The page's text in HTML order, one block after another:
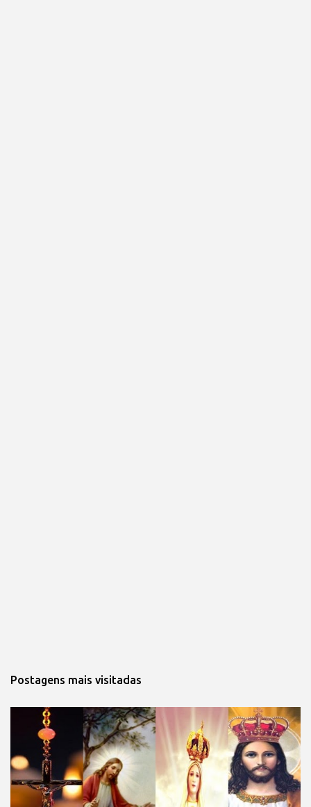
Postagens mais visitadas